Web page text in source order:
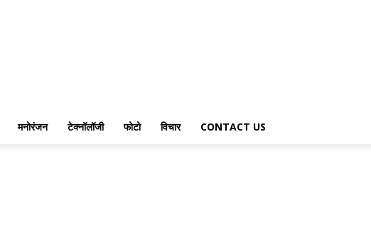
मनोरंजन टेक्नॉलॉजी फोटो विचार CONTACT US